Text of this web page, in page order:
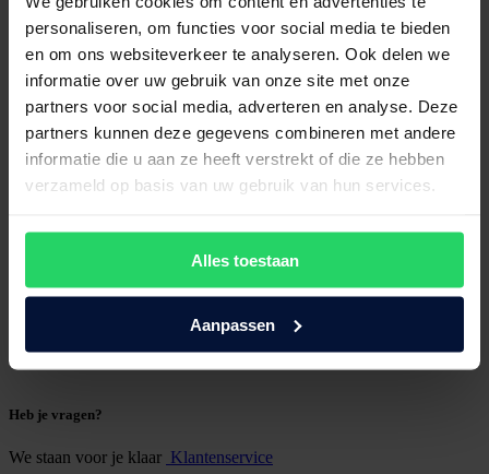
personaliseren, om functies voor social media te bieden
en om ons websiteverkeer te analyseren. Ook delen we
informatie over uw gebruik van onze site met onze
partners voor social media, adverteren en analyse. Deze
partners kunnen deze gegevens combineren met andere
informatie die u aan ze heeft verstrekt of die ze hebben
verzameld op basis van uw gebruik van hun services.
Alles toestaan
Aanpassen
Heb je vragen?
We staan voor je klaar Klantenservice